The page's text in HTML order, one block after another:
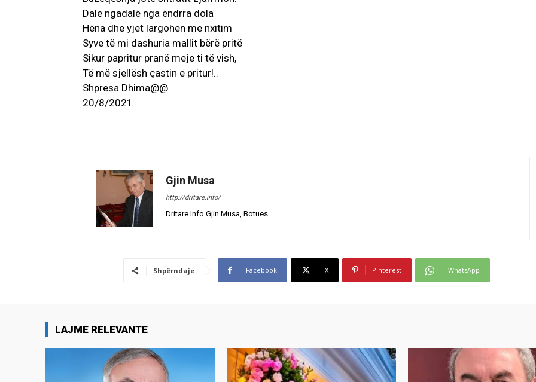
Dalë ngadalë nga ëndrra dola
Hëna dhe yjet largohen me nxitim
Syve të mi dashuria mallit bërë pritë
Sikur papritur pranë meje ti të vish,
Të më sjellësh çastin e pritur!..
Shpresa Dhima@@
20/8/2021
Gjin Musa
http://dritare.info/
Dritare.Info Gjin Musa, Botues
Shpërndaje Facebook X Pinterest WhatsApp
LAJME RELEVANTE